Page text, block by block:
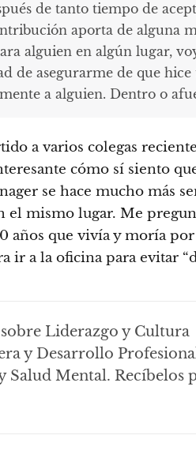
de tanto tiempo de
aporta de alguna
alguien en algún lugar,
de asegurarme de que hice
a alguien. Dentro o
a varios colegas
cómo sí siento
se hace mucho más
el mismo lugar. Me
años que vivía y moría
ir a la oficina para evitar
Liderazgo y Cultura
y Desarrollo
Salud Mental. Recíbelos